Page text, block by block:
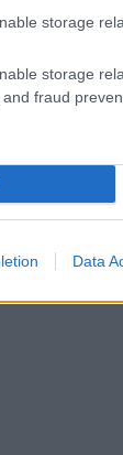
storage
storage
fraud
Data